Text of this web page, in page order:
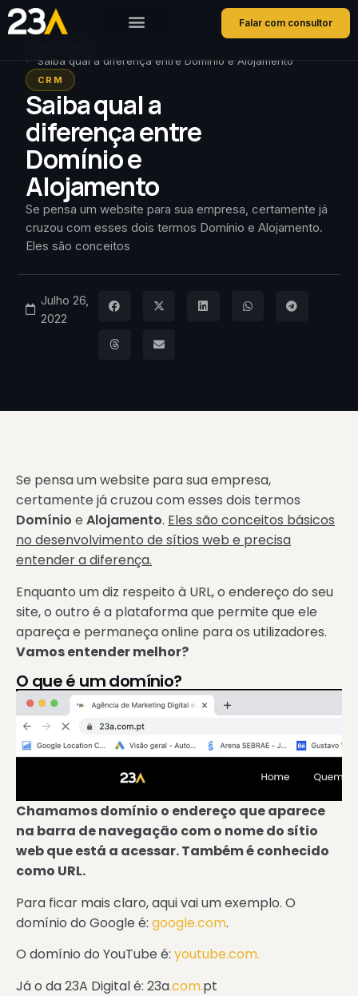
Falar com consultor
Saiba qual a diferença entre Domínio e Alojamento
CRM
Saiba qual a
diferença entre
Domínio e
Alojamento
Se pensa um website para sua empresa, certamente já
cruzou com esses dois termos Domínio e Alojamento.
Eles são conceitos
Julho 26,
2022
Se pensa um website para sua empresa,
certamente já cruzou com esses dois termos
Domínio e Alojamento. Eles são conceitos básicos
no desenvolvimento de sítios web e precisa
entender a diferença.
Enquanto um diz respeito à URL, o endereço do seu
site, o outro é a plataforma que permite que ele
apareça e permaneça online para os utilizadores.
Vamos entender melhor?
O que é um domínio?
Chamamos domínio o endereço que aparece
na barra de navegação com o nome do sítio
web que está a acessar. Também é conhecido
como URL.
Para ficar mais claro, aqui vai um exemplo. O
domínio do Google é: google.com.
O domínio do YouTube é: youtube.com.
Já o da 23A Digital é: 23a.com.pt